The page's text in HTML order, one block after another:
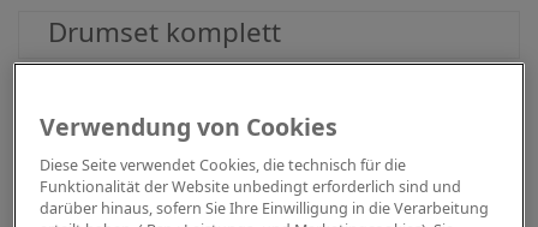
Drumset komplett
Verwendung von Cookies
Diese Seite verwendet Cookies, die technisch für die
Funktionalität der Website unbedingt erforderlich sind und
darüber hinaus, sofern Sie Ihre Einwilligung in die Verarbeitung